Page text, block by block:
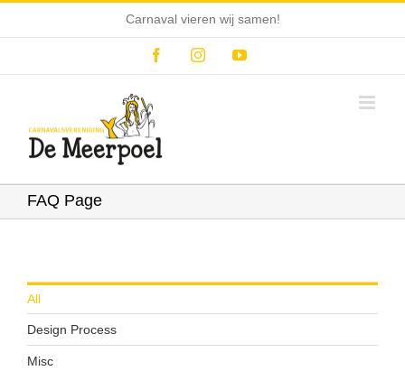
Carnaval vieren wij samen!
FacebookInstagramYouTube
FAQ Page
All
Design Process
Misc